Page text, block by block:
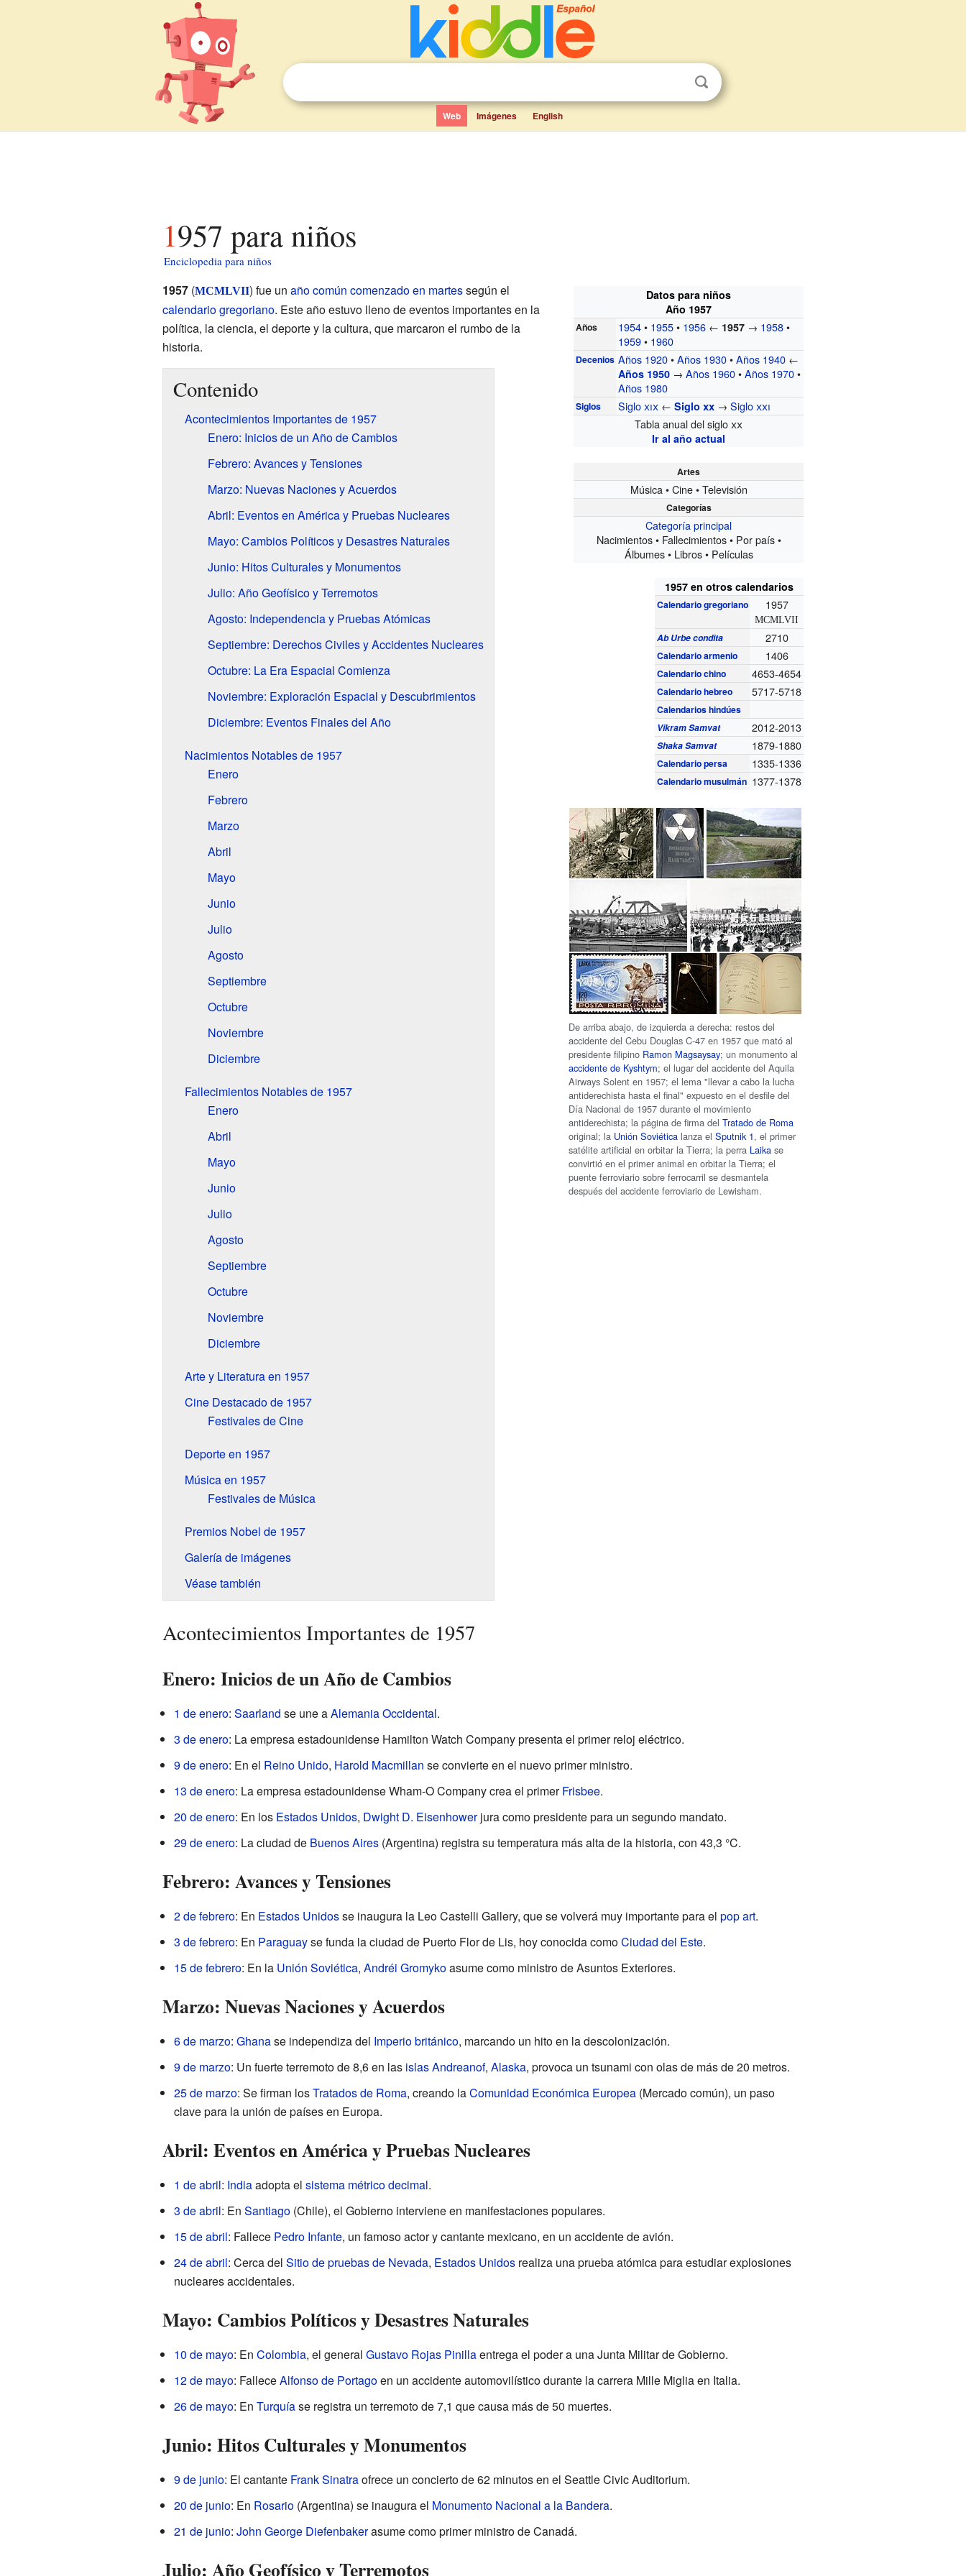
Web Imágenes English
1957 para niños
Enciclopedia para niños
Datos para niños
Año 1957
Años 1954• 1955• 1956 ← 1957 → 1958•
1959• 1960
Decenios Años 1920•Años 1930•Años 1940 ←
Años 1950 →Años 1960•Años 1970•
Años 1980
Siglos Sigloxix ←Sigloxx →Sigloxxi
Tabla anual del sigloxx
Ir al año actual
Artes
Música • Cine • Televisión
Categorías
Categoría principal
Nacimientos • Fallecimientos • Por país •
Álbumes • Libros • Películas
1957 en otros calendarios
Calendario gregoriano 1957
MCMLVII
Ab Urbe condita 2710
Calendario armenio 1406
Calendario chino 4653-4654
Calendario hebreo 5717-5718
Calendarios hindúes
Vikram Samvat
2012-2013
Shaka Samvat 1879-1880
Calendario persa 1335-1336
Calendario musulmán 1377-1378
De arriba abajo, de izquierda a derecha: restos del
accidente del Cebu Douglas C-47 en 1957 que mató al
presidente filipino Ramon Magsaysay; un monumento al
accidente de Kyshtym; el lugar del accidente del Aquila
Airways Solent en 1957; el lema "llevar a cabo la lucha
antiderechista hasta el final" expuesto en el desfile del
Día Nacional de 1957 durante el movimiento
antiderechista; la página de firma delTratado de Roma
original; la Unión Soviética lanza elSputnik 1, el primer
satélite artificial en orbitar la Tierra; la perra Laika se
convirtió en el primer animal en orbitar la Tierra; el
puente ferroviario sobre ferrocarril se desmantela
después del accidente ferroviario de Lewisham.
1957(MCMLVII) fue un año común comenzado en martessegún el
calendario gregoriano. Este año estuvo lleno de eventos importantes en la
política, la ciencia, el deporte y la cultura, que marcaron el rumbo de la
historia.
Contenido
Acontecimientos Importantes de 1957
Enero: Inicios de un Año de Cambios
Febrero: Avances y Tensiones
Marzo: Nuevas Naciones y Acuerdos
Abril: Eventos en América y Pruebas Nucleares
Mayo: Cambios Políticos y Desastres Naturales
Junio: Hitos Culturales y Monumentos
Julio: Año Geofísico y Terremotos
Agosto: Independencia y Pruebas Atómicas
Septiembre: Derechos Civiles y Accidentes Nucleares
Octubre: La Era Espacial Comienza
Noviembre: Exploración Espacial y Descubrimientos
Diciembre: Eventos Finales del Año
Nacimientos Notables de 1957
Enero
Febrero
Marzo
Abril
Mayo
Junio
Julio
Agosto
Septiembre
Octubre
Noviembre
Diciembre
Fallecimientos Notables de 1957
Enero
Abril
Mayo
Junio
Julio
Agosto
Septiembre
Octubre
Noviembre
Diciembre
Arte y Literatura en 1957
Cine Destacado de 1957
Festivales de Cine
Deporte en 1957
Música en 1957
Festivales de Música
Premios Nobel de 1957
Galería de imágenes
Véase también
Acontecimientos Importantes de 1957
Enero: Inicios de un Año de Cambios
1 de enero: Saarland se une aAlemania Occidental.
3 de enero: La empresa estadounidense Hamilton Watch Company presenta el primer reloj eléctrico.
9 de enero: En el Reino Unido, Harold Macmillan se convierte en el nuevo primer ministro.
13 de enero: La empresa estadounidense Wham-O Company crea el primerFrisbee.
20 de enero: En los Estados Unidos, Dwight D. Eisenhowerjura como presidente para un segundo mandato.
29 de enero: La ciudad de Buenos Aires(Argentina) registra su temperatura más alta de la historia, con 43,3 °C.
Febrero: Avances y Tensiones
2 de febrero: En Estados Unidosse inaugura la Leo Castelli Gallery, que se volverá muy importante para el pop art.
3 de febrero: En Paraguayse funda la ciudad de Puerto Flor de Lis, hoy conocida comoCiudad del Este.
15 de febrero: En la Unión Soviética, Andréi Gromykoasume como ministro de Asuntos Exteriores.
Marzo: Nuevas Naciones y Acuerdos
6 de marzo: Ghanase independiza del Imperio británico, marcando un hito en la descolonización.
9 de marzo: Un fuerte terremoto de 8,6 en las islas Andreanof, Alaska, provoca un tsunami con olas de más de 20 metros.
25 de marzo: Se firman losTratados de Roma, creando laComunidad Económica Europea(Mercado común), un paso
clave para la unión de países en Europa.
Abril: Eventos en América y Pruebas Nucleares
1 de abril: Indiaadopta el sistema métrico decimal.
3 de abril: En Santiago(Chile), el Gobierno interviene en manifestaciones populares.
15 de abril: Fallece Pedro Infante, un famoso actor y cantante mexicano, en un accidente de avión.
24 de abril: Cerca del Sitio de pruebas de Nevada, Estados Unidosrealiza una prueba atómica para estudiar explosiones
nucleares accidentales.
Mayo: Cambios Políticos y Desastres Naturales
10 de mayo: En Colombia, el general Gustavo Rojas Pinillaentrega el poder a una Junta Militar de Gobierno.
12 de mayo: FalleceAlfonso de Portagoen un accidente automovilístico durante la carrera Mille Miglia en Italia.
26 de mayo: En Turquíase registra un terremoto de 7,1 que causa más de 50 muertes.
Junio: Hitos Culturales y Monumentos
9 de junio: El cantante Frank Sinatraofrece un concierto de 62 minutos en el Seattle Civic Auditorium.
20 de junio: En Rosario(Argentina) se inaugura el Monumento Nacional a la Bandera.
21 de junio: John George Diefenbakerasume como primer ministro de Canadá.
Julio: Año Geofísico y Terremotos